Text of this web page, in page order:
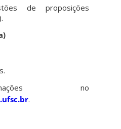
de proposições
no
.